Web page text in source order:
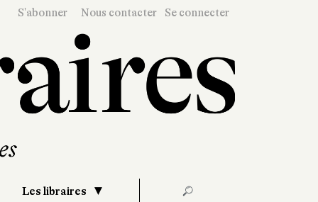
S'abonner Nous contacter Se connecter
Les libraires 🔎